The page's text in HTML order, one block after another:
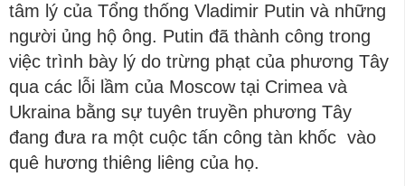
tâm lý của Tổng thống Vladimir Putin và những
người ủng hộ ông. Putin đã thành công trong
việc trình bày lý do trừng phạt của phương Tây
qua các lỗi lầm của Moscow tại Crimea và
Ukraina bằng sự tuyên truyền phương Tây
đang đưa ra một cuộc tấn công tàn khốc vào
quê hương thiêng liêng của họ.